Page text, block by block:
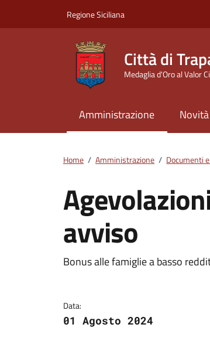
Regione Siciliana
Città di
Medaglia d'Oro al Valor
Amministrazione Novità
Home / Amministrazione / Documenti
avviso
Dettagli del
Bonus alle famiglie a basso
Data:
01 Agosto 2024